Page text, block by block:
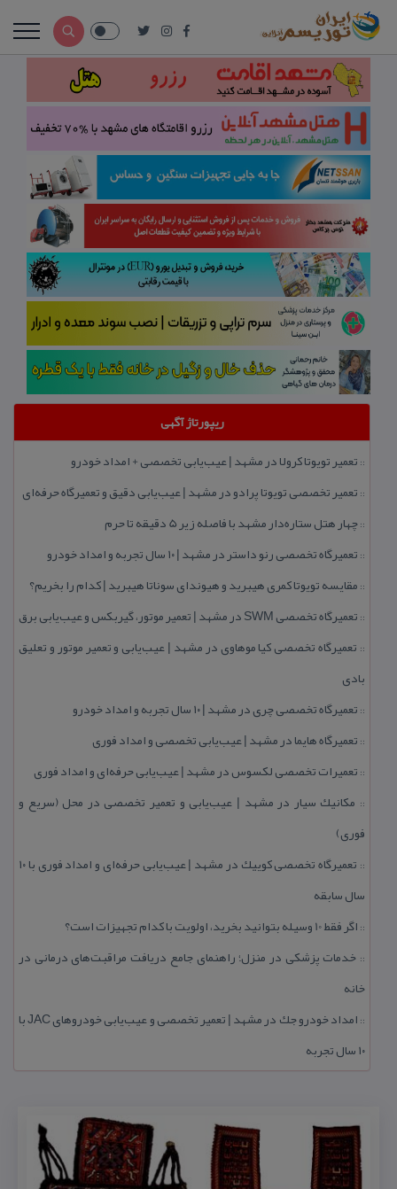
ریپورتاژ آگهی
:: تعمیر تویوتا كرولا در مشهد | عیب‌یابی تخصصی + امداد خودرو
:: تعمیر تخصصی تویوتا پرادو در مشهد | عیب‌یابی دقیق و تعمیرگاه حرفه‌ای
::چهار هتل‌ ستاره‌دار مشهد با فاصله زیر 5 دقیقه تا حرم
:: تعمیرگاه تخصصی رنو داستر در مشهد | ۱۰ سال تجربه و امداد خودرو
:: مقایسه تویوتا كمری هیبرید و هیوندای سوناتا هیبرید | كدام را بخریم؟
:: تعمیرگاه تخصصی SWM در مشهد | تعمیر موتور، گیربكس و عیب‌یابی برق
:: تعمیرگاه تخصصی كیا موهاوی در مشهد | عیب‌یابی و تعمیر موتور و تعلیق
بادی
:: تعمیرگاه تخصصی چری در مشهد | ۱۰ سال تجربه و امداد خودرو
:: تعمیرگاه هایما در مشهد | عیب‌یابی تخصصی و امداد فوری
:: تعمیرات تخصصی لكسوس در مشهد | عیب‌یابی حرفه‌ای و امداد فوری
:: مكانیك سیار در مشهد | عیب‌یابی و تعمیر تخصصی در محل (سریع و
فوری)
::
تعمیرگاه تخصصی كوییك در مشهد | عیب‌یابی حرفه‌ای و امداد فوری با ۱۰
سال سابقه
:: اگر فقط 10 وسیله بتوانید بخرید، اولویت با كدام تجهیزات است؟
:: خدمات پزشكی در منزل؛ راهنمای جامع دریافت مراقبت‌های درمانی در
خانه
::
امداد خودرو جك در مشهد | تعمیر تخصصی و عیب‌یابی خودروهای JAC با
۱۰ سال تجربه